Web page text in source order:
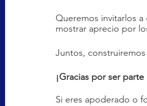
Queremos invitarlos
mostrar aprecio por
Juntos,
¡Gracias por ser
Si eres apoderado o